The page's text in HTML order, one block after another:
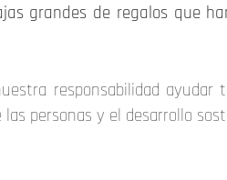
grandes de regalos que
responsabilidad ayudar
personas y el desarrollo